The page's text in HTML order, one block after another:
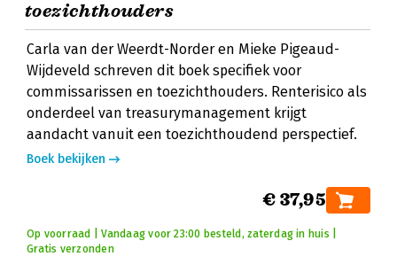
toezichthouders
Carla van der Weerdt-Norder en Mieke Pigeaud-
Wijdeveld schreven dit boek specifiek voor
commissarissen en toezichthouders. Renterisico als
onderdeel van treasurymanagement krijgt
aandacht vanuit een toezichthoudend perspectief.
Boek bekijken
€ 37,95
Op voorraad | Vandaag voor 23:00 besteld, zaterdag in huis |
Gratis verzonden